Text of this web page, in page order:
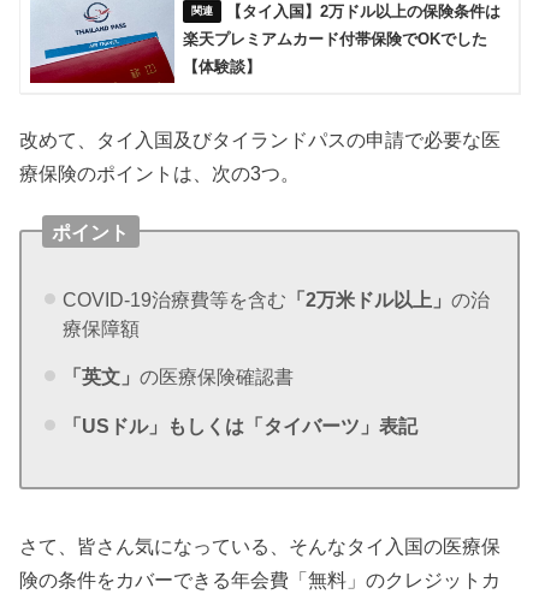
【タイ入国】2万ドル以上の保険条件は
楽天プレミアムカード付帯保険でOKでした
【体験談】
改めて、タイ入国及びタイランドパスの申請で必要な医
療保険のポイントは、次の3つ。
ポイント
COVID-19治療費等を含む 「2万米ドル以上」 の治
療保障額
「英文」 の医療保険確認書
「USドル」もしくは「タイバーツ」表記
さて、皆さん気になっている、そんなタイ入国の医療保
険の条件をカバーできる年会費「無料」のクレジットカ